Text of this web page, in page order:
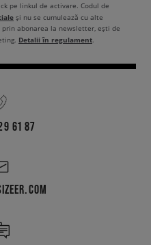
pe linkul de activare. Codul de
și nu se cumulează cu alte
abonarea la newsletter, ești de
Detalii în regulament.
61 87